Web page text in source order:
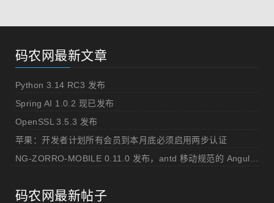
码农网最新文章
Python 3.14 RC3 发布
Spring AI 1.0.2 现已发布
OpenSSL 3.5.3 发布
苹果：开发者计划所有会员到本月底必须启用两步认证
码农网最新帖子